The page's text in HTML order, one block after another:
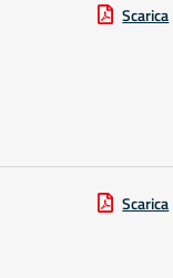
Scarica
Scarica